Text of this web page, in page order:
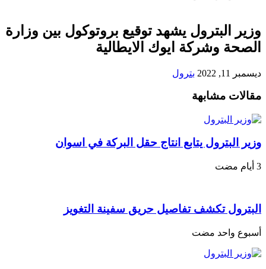
وزير البترول يشهد توقيع بروتوكول بين وزارة
الصحة وشركة ايوك الايطالية
ديسمبر 11, 2022 بترول
مقالات مشابهة
وزير البترول يتابع انتاج حقل البركة في اسوان
البترول تكشف تفاصيل حريق سفينة التغويز
‏أسبوع واحد مضت